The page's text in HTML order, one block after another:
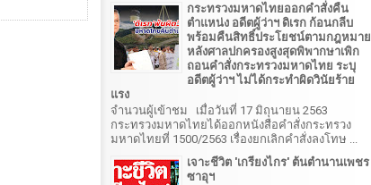
กระทรวงมหาดไทยออกคำสั่งคืน
ตำแหน่ง อดีตผู้ว่าฯ ดิเรก ก้อนกลีบ
พร้อมคืนสิทธิ์ประโยชน์ตามกฎหมาย
หลังศาลปกครองสูงสุดพิพากษาเพิก
ถอนคำสั่งกระทรวงมหาดไทย ระบุ
อดีตผู้ว่าฯ ไม่ได้กระทำผิดวินัยร้าย
แรง
จำนวนผู้เข้าชม เมื่อวันที่ 17 มิถุนายน 2563
กระทรวงมหาดไทยได้ออกหนังสือคำสั่งกระทรวง
มหาดไทยที่ 1500/2563 เรื่องยกเลิกคำสั่งลงโทษ ...
เจาะชีวิต 'เกรียงไกร' ต้นตำนานเพชร
ซาอุฯ